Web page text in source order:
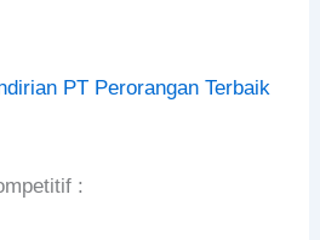
PT Perorangan Terbaik
: